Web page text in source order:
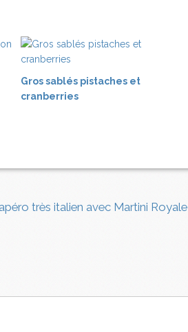
Gros sablés pistaches et
cranberries
très italien avec Martini Royale